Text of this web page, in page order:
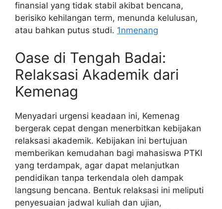
finansial yang tidak stabil akibat bencana,
berisiko kehilangan term, menunda kelulusan,
atau bahkan putus studi. 1nmenang
Oase di Tengah Badai:
Relaksasi Akademik dari
Kemenag
Menyadari urgensi keadaan ini, Kemenag
bergerak cepat dengan menerbitkan kebijakan
relaksasi akademik. Kebijakan ini bertujuan
memberikan kemudahan bagi mahasiswa PTKI
yang terdampak, agar dapat melanjutkan
pendidikan tanpa terkendala oleh dampak
langsung bencana. Bentuk relaksasi ini meliputi
penyesuaian jadwal kuliah dan ujian,